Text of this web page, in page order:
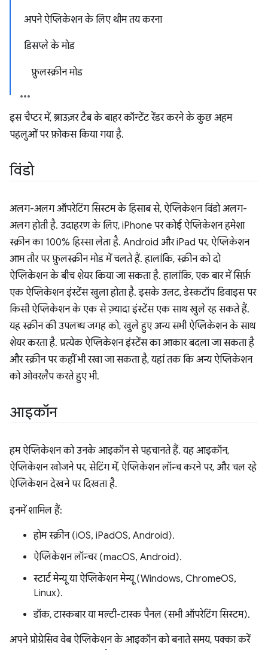
अपने ऐप्लिकेशन के लिए थीम तय करना
डिसप्ले के मोड
फ़ुलस्क्रीन मोड
इस चैप्टर में, ब्राउज़र टैब के बाहर कॉन्टेंट रेंडर करने के कुछ अहम
पहलुओं पर फ़ोकस किया गया है.
विंडो
अलग-अलग ऑपरेटिंग सिस्टम के हिसाब से, ऐप्लिकेशन विंडो अलग-
अलग होती है. उदाहरण के लिए, iPhone पर कोई ऐप्लिकेशन हमेशा
स्क्रीन का 100% हिस्सा लेता है. Android और iPad पर, ऐप्लिकेशन
आम तौर पर फ़ुलस्क्रीन मोड में चलते हैं. हालांकि, स्क्रीन को दो
ऐप्लिकेशन के बीच शेयर किया जा सकता है. हालांकि, एक बार में सिर्फ़
एक ऐप्लिकेशन इंस्टेंस खुला होता है. इसके उलट, डेस्कटॉप डिवाइस पर
किसी ऐप्लिकेशन के एक से ज़्यादा इंस्टेंस एक साथ खुले रह सकते हैं.
यह स्क्रीन की उपलब्ध जगह को, खुले हुए अन्य सभी ऐप्लिकेशन के साथ
शेयर करता है. प्रत्येक ऐप्लिकेशन इंस्टेंस का आकार बदला जा सकता है
और स्क्रीन पर कहीं भी रखा जा सकता है, यहां तक कि अन्य ऐप्लिकेशन
को ओवरलैप करते हुए भी.
आइकॉन
हम ऐप्लिकेशन को उनके आइकॉन से पहचानते हैं. यह आइकॉन,
ऐप्लिकेशन खोजने पर, सेटिंग में, ऐप्लिकेशन लॉन्च करने पर, और चल रहे
ऐप्लिकेशन देखने पर दिखता है.
इनमें शामिल हैं:
होम स्क्रीन (iOS, iPadOS, Android).
ऐप्लिकेशन लॉन्चर (macOS, Android).
स्टार्ट मेन्यू या ऐप्लिकेशन मेन्यू (Windows, ChromeOS,
Linux).
डॉक, टास्कबार या मल्टी-टास्क पैनल (सभी ऑपरेटिंग सिस्टम).
अपने प्रोग्रेसिव वेब ऐप्लिकेशन के आइकॉन को बनाते समय, पक्का करें